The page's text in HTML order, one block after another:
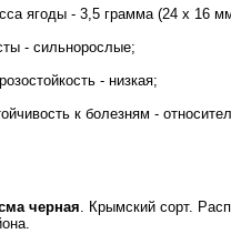
ягоды - 3,5 грамма (24 х 16
- сильнорослые;
- низкая;
к болезням -
черная. Крымский сорт.